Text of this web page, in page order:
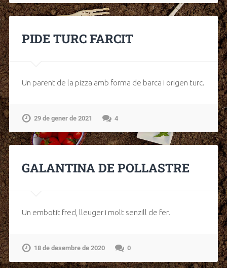
PIDE TURC FARCIT
Un parent de la pizza amb forma de barca i origen turc.
29 de gener de 2021 4
GALANTINA DE POLLASTRE
Un embotit fred, lleuger i molt senzill de fer.
18 de desembre de 2020 0